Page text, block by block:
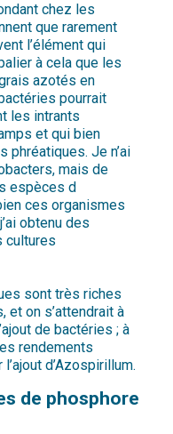
chez les
que rarement
l’élément qui
à cela que les
azotés en
pourrait
les intrants
et qui bien
phréatiques. Je n’ai
mais de
espèces d
ces organismes
obtenu des
cultures
sont très riches
et on s’attendrait à
de bactéries ; à
rendements
d’Azospirillum.
de phosphore